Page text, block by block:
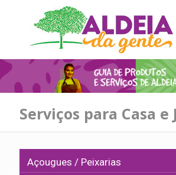
Serviços para Casa e
Açougues / Peixarias